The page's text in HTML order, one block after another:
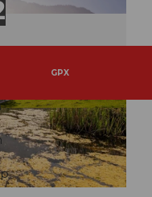
BAHNEN AG, Fotograf Stefan Zürrer, S
chwyzer Wanderwege
GPX